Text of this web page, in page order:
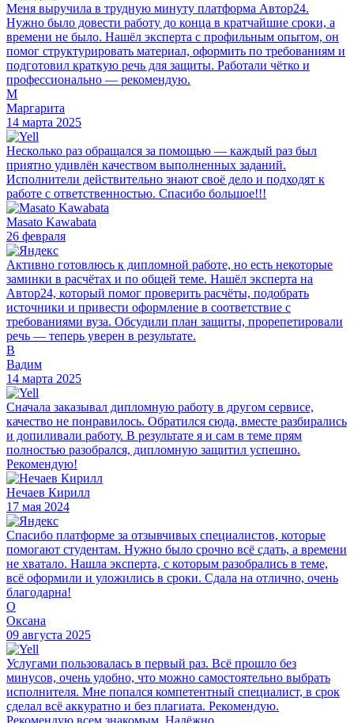
Меня выручила в трудную минуту платформа Автор24.
Нужно было довести работу до конца в кратчайшие сроки, а
времени не было. Нашёл эксперта с профильным опытом, он
помог структурировать материал, оформить по требованиям и
подготовил краткую речь для защиты. Работали чётко и
профессионально — рекомендую.
М
Маргарита
14 марта 2025
Несколько раз обращался за помощью — каждый раз был
приятно удивлён качеством выполненных заданий.
Исполнители действительно знают своё дело и подходят к
работе с ответственностью. Спасибо большое!!!
Masato Kawabata
26 февраля
Активно готовлюсь к дипломной работе, но есть некоторые
заминки в расчётах и по общей теме. Нашёл эксперта на
Автор24, который помог проверить расчёты, подобрать
источники и привести оформление в соответствие с
требованиями вуза. Обсудили план защиты, прорепетировали
речь — теперь уверен в результате.
В
Вадим
14 марта 2025
Сначала заказывал дипломную работу в другом сервисе,
качество не понравилось. Обратился сюда, вместе разбирались
и допиливали работу. В результате я и сам в теме прям
полностью разобрался, дипломную защитил успешно.
Рекомендую!
Нечаев Кирилл
17 мая 2024
Спасибо платформе за отзывчивых специалистов, которые
помогают студентам. Нужно было срочно всё сдать, а времени
не хватало. Нашла эксперта, с которым разобрались в теме,
всё оформили и уложились в сроки. Сдала на отлично, очень
благодарна!
О
Оксана
09 августа 2025
Услугами пользовалась в первый раз. Всё прошло без
минусов, очень удобно, что можно самостоятельно выбрать
исполнителя. Мне попался компетентный специалист, в срок
сделал всё аккуратно и без плагиата. Рекомендую.
Рекомендую всем знакомым. Надёжно.